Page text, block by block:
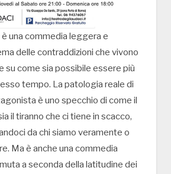
una commedia leggera e
delle contraddizioni che vivono
su come sia possibile essere più
tempo. La patologia reale di
è uno specchio di come il
il tiranno che ci tiene in scacco,
da chi siamo veramente o
Ma è anche una commedia
a seconda della latitudine dei